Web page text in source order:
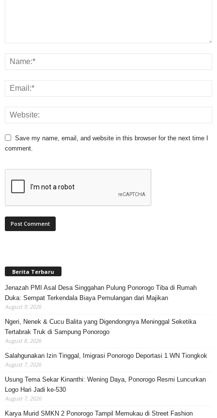
Save my name, email, and website in this browser for the next time I
comment.
Berita Terbaru
Jenazah PMI Asal Desa Singgahan Pulung Ponorogo Tiba di Rumah
Duka: Sempat Terkendala Biaya Pemulangan dari Majikan
August 9, 2026
Ngeri, Nenek & Cucu Balita yang Digendongnya Meninggal Seketika
Tertabrak Truk di Sampung Ponorogo
August 8, 2026
Salahgunakan Izin Tinggal, Imigrasi Ponorogo Deportasi 1 WN Tiongkok
August 7, 2026
Usung Tema Sekar Kinanthi: Wening Daya, Ponorogo Resmi Luncurkan
Logo Hari Jadi ke-530
August 7, 2026
Karya Murid SMKN 2 Ponorogo Tampil Memukau di Street Fashion